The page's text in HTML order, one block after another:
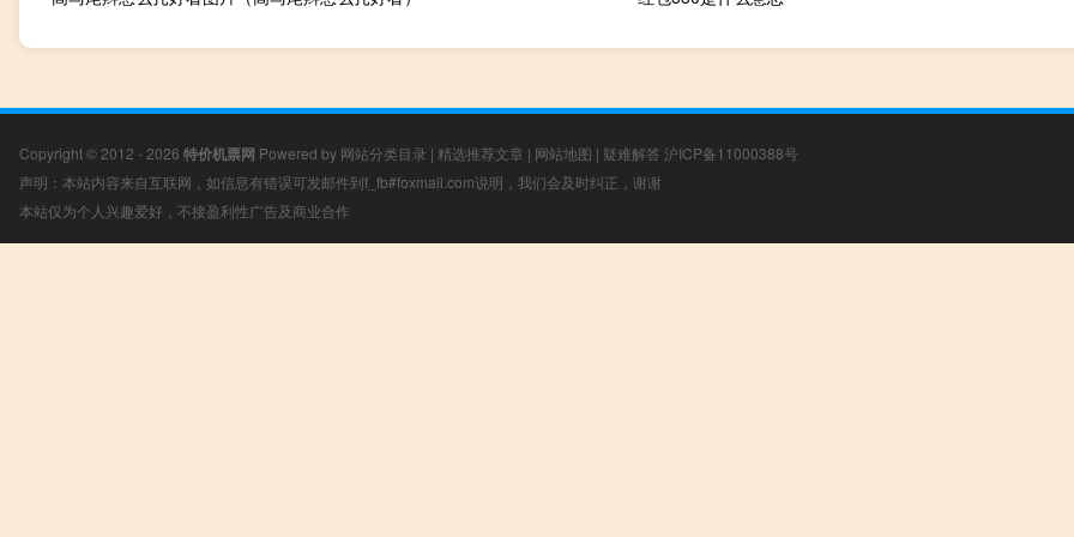
Copyright © 2012 - 2026 特价机票网 Powered by 网站分类目录 | 精选推荐文章 | 网站地图 | 疑难解答 沪ICP备11000388号
声明：本站内容来自互联网，如信息有错误可发邮件到f_fb#foxmail.com说明，我们会及时纠正，谢谢
本站仅为个人兴趣爱好，不接盈利性广告及商业合作